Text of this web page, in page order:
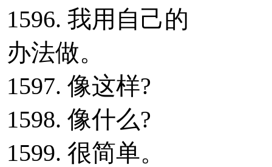
1596. 我用自己的
办法做。
1597. 像这样?
1598. 像什么?
1599. 很简单。